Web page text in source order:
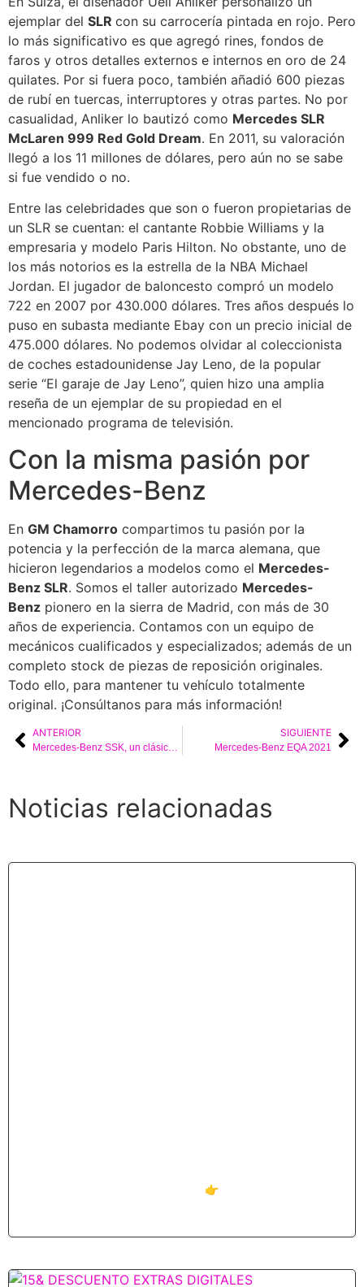
ejemplar del SLR con su carrocería pintada en rojo. Pero
lo más significativo es que agregó rines, fondos de
faros y otros detalles externos e internos en oro de 24
quilates. Por si fuera poco, también añadió 600 piezas
de rubí en tuercas, interruptores y otras partes. No por
casualidad, Anliker lo bautizó como Mercedes SLR
McLaren 999 Red Gold Dream. En 2011, su valoración
llegó a los 11 millones de dólares, pero aún no se sabe
si fue vendido o no.
Entre las celebridades que son o fueron propietarias de
un SLR se cuentan: el cantante Robbie Williams y la
empresaria y modelo Paris Hilton. No obstante, uno de
los más notorios es la estrella de la NBA Michael
Jordan. El jugador de baloncesto compró un modelo
722 en 2007 por 430.000 dólares. Tres años después lo
puso en subasta mediante Ebay con un precio inicial de
475.000 dólares. No podemos olvidar al coleccionista
de coches estadounidense Jay Leno, de la popular
serie “El garaje de Jay Leno”, quien hizo una amplia
reseña de un ejemplar de su propiedad en el
mencionado programa de televisión.
Con la misma pasión por
Mercedes-Benz
En GM Chamorro compartimos tu pasión por la
potencia y la perfección de la marca alemana, que
hicieron legendarios a modelos como el Mercedes-
Benz SLR. Somos el taller autorizado Mercedes-
Benz pionero en la sierra de Madrid, con más de 30
años de experiencia. Contamos con un equipo de
mecánicos cualificados y especializados; además de un
completo stock de piezas de reposición originales.
Todo ello, para mantener tu vehículo totalmente
original. ¡Consúltanos para más información!
ANTERIOR
Mercedes-Benz SSK, un clásico de edición muy limitada
SIGUIENTE
Mercedes-Benz EQA 2021
Noticias relacionadas
ofrecemos una campaña exclusiva:👉 Cambia la